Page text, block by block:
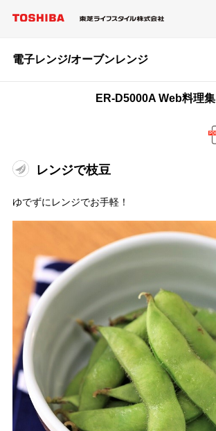
電子レンジ/オーブンレンジ
ER-D5000A Web料理集
レンジで枝豆
ゆでずにレンジでお手軽！